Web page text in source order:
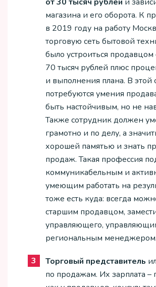
магазина и его оборота. К
в 2019 году на работу
торговую сеть бытовой
было устроиться продавцом
70 тысяч рублей плюс
и выполнения плана. В этой
потребуются умения
быть настойчивым, но не
Также сотрудник должен
грамотно и по делу, а
хорошей памятью и знать
продаж. Такая профессия
коммуникабельным и
умеющим работать на
тоже есть куда: всегда
старшим продавцом,
управляющего,
региональным менеджером.
Торговый представитель
по продажам. Их зарплата –